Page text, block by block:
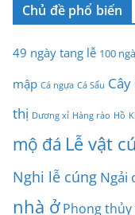
Chủ đề phổ biến
49 ngày tang lễ 100
mập Cá ngựa Cá Sấu
thị Dương xỉ Hàng rào Hồ
mộ đá Lễ vật
Nghi lễ cúng Ngải
nhà ở Phong thủy